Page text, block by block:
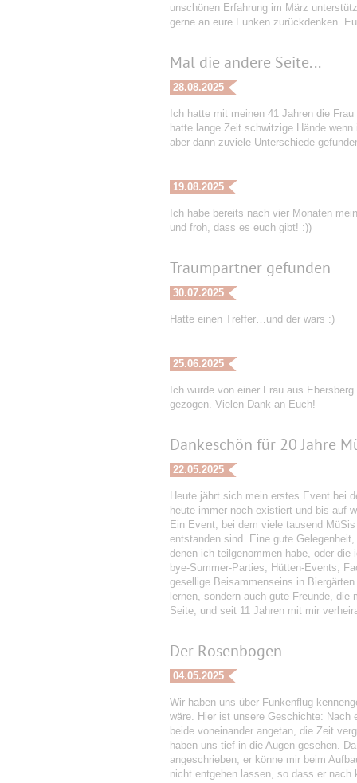
unschönen Erfahrung im März
gerne an eure Funken zurückdenken.
Mal die andere Seite...
28.08.2025
Ich hatte mit meinen 41 Jahren die
hatte lange Zeit schwitzige Hände
aber dann zuviele Unterschiede
19.08.2025
Ich habe bereits nach vier Monaten
und froh, dass es euch gibt! :))
Traumpartner gefunden
30.07.2025
Hatte einen Treffer…und der wars :)
25.06.2025
Ich wurde von einer Frau aus
gezogen. Vielen Dank an Euch!
Dankeschön für 20 Jahre
22.05.2025
Heute jährt sich mein erstes Event bei
heute immer noch existiert und bis auf
Ein Event, bei dem viele tausend
entstanden sind. Eine gute
denen ich teilgenommen habe, oder die
bye-Summer-Parties, Hütten-Events,
gesellige Beisammenseins in
lernen, sondern auch gute Freunde,
Seite, und seit 11 Jahren mit mir
Der Rosenbogen
04.05.2025
Wir haben uns über Funkenflug
wäre. Hier ist unsere Geschichte: Nach
beide voneinander angetan, die Zeit
haben uns tief in die Augen gesehen.
angeschrieben, er könne mir beim
nicht entgehen lassen, so dass er